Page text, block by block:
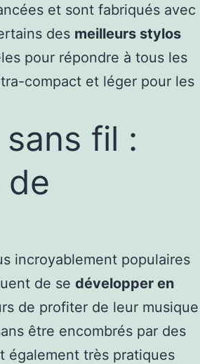
et sont fabriqués avec
des meilleurs stylos
pour répondre à tous les
compact et léger pour les
fil :
incroyablement populaires
de se développer en
de profiter de leur musique
être encombrés par des
également très pratiques